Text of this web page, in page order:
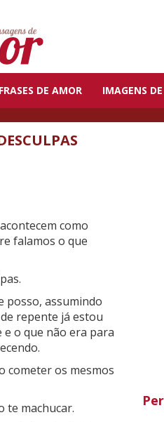
FRASES DE AMOR IMAGENS
como
falamos o que
posso, assumindo
repente já estou
o que não era para
cometer os mesmos
te machucar.